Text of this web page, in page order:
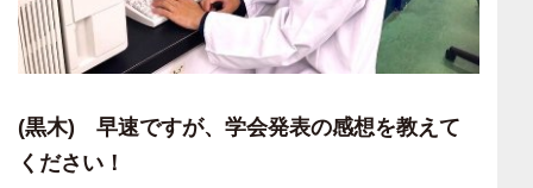
(黒木) 早速ですが、学会発表の感想を教えて
ください！